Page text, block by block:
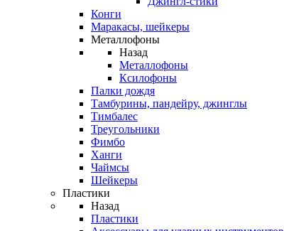
Конги
Маракасы, шейкеры
Металлофоны
Назад
Металлофоны
Ксилофоны
Палки дождя
Тамбурины, пандейру, джинглы
Тимбалес
Треугольники
Фимбо
Ханги
Чаймсы
Шейкеры
Пластики
Назад
Пластики